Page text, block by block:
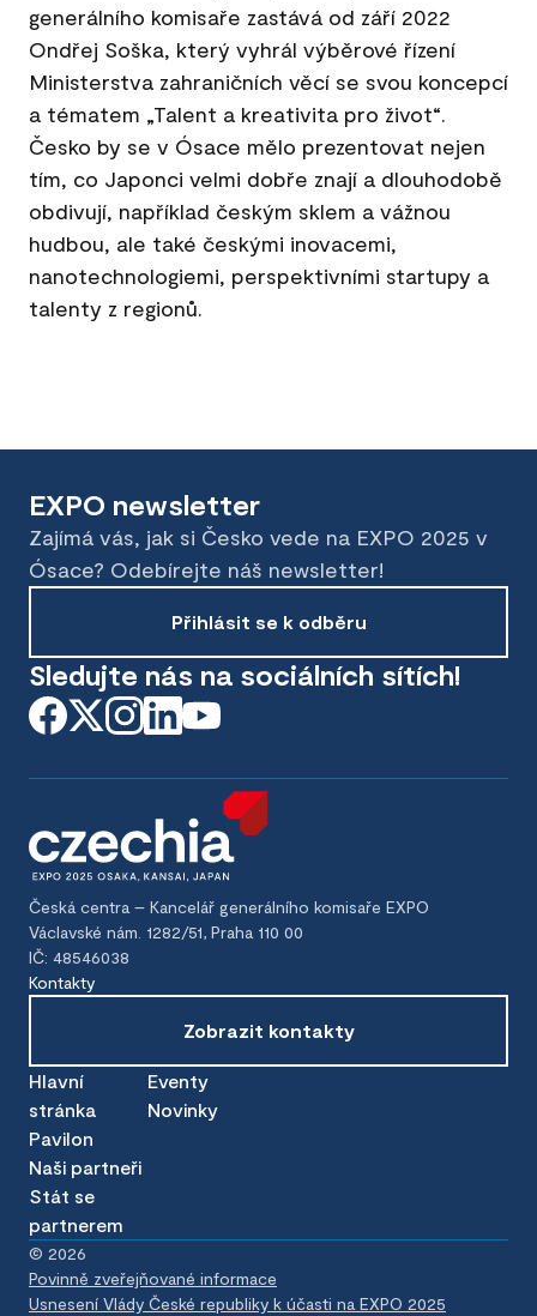
generálního komisaře zastává od září 2022
Ondřej Soška, který vyhrál výběrové řízení
Ministerstva zahraničních věcí se svou koncepcí
a tématem „Talent a kreativita pro život“.
Česko by se v Ósace mělo prezentovat nejen
tím, co Japonci velmi dobře znají a dlouhodobě
obdivují, například českým sklem a vážnou
hudbou, ale také českými inovacemi,
nanotechnologiemi, perspektivními startupy a
talenty z regionů.
EXPO newsletter
Zajímá vás, jak si Česko vede na EXPO 2025 v
Ósace? Odebírejte náš newsletter!
Přihlásit se k odběru
Sledujte nás na sociálních sítích!
Česká centra – Kancelář generálního komisaře EXPO
Václavské nám. 1282/51, Praha 110 00
IČ: 48546038
Kontakty
Zobrazit kontakty
Hlavní
stránka
Pavilon
Naši partneři
Stát se
partnerem
Eventy
Novinky
© 2026
Povinně zveřejňované informace
Usnesení Vlády České republiky k účasti na EXPO 2025